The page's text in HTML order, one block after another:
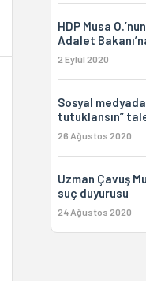
HDP Musa
Adalet
2 Eylül 2020
Sosyal
tutuklansın”
26 Ağustos 2020
Uzman Çavuş
suç duyurusu
24 Ağustos 2020